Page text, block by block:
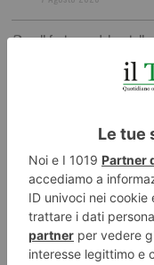
Il fantasma del castello
Pd: “Non pagati i
Challenge Stellina tra
7 Agosto 2026
Incroci più accessibili:
semafori trafficati
6 Agosto 2026